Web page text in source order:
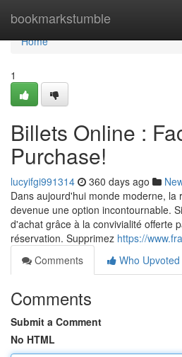
bookmarkstumble
Home
Home
1
Billets Online :
Purchase!
lucyifgi991314 360 days ago
Dans aujourd'hui monde moderne, la
devenue une option incontournable.
d'achat grâce à la convivialité offerte
réservation. Supprimez https://
Comments
Who Upvoted
Comments
Submit a Comment
No HTML